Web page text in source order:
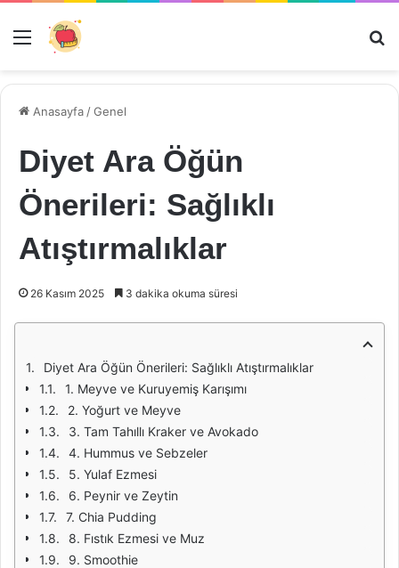
Menü
Anasayfa /Genel
Diyet Ara Öğün
Önerileri: Sağlıklı
Atıştırmalıklar
26 Kasım 2025 3 dakika okuma süresi
Diyet Ara Öğün Önerileri: Sağlıklı Atıştırmalıklar
1. Meyve ve Kuruyemiş Karışımı
2. Yoğurt ve Meyve
3. Tam Tahıllı Kraker ve Avokado
4. Hummus ve Sebzeler
5. Yulaf Ezmesi
6. Peynir ve Zeytin
7. Chia Pudding
8. Fıstık Ezmesi ve Muz
9. Smoothie